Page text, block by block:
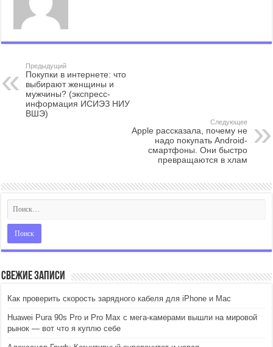
Предыдущий
Покупки в интернете: что
выбирают женщины и
мужчины? (экспресс-
информация ИСИЭЗ НИУ
ВШЭ)
Следующее
Apple рассказала, почему не
надо покупать Android-
смартфоны. Они быстро
превращаются в хлам
Свежие записи
Как проверить скорость зарядного кабеля для iPhone и Mac
Huawei Pura 90s Pro и Pro Max с мега-камерами вышли на мировой
рынок — вот что я куплю себе